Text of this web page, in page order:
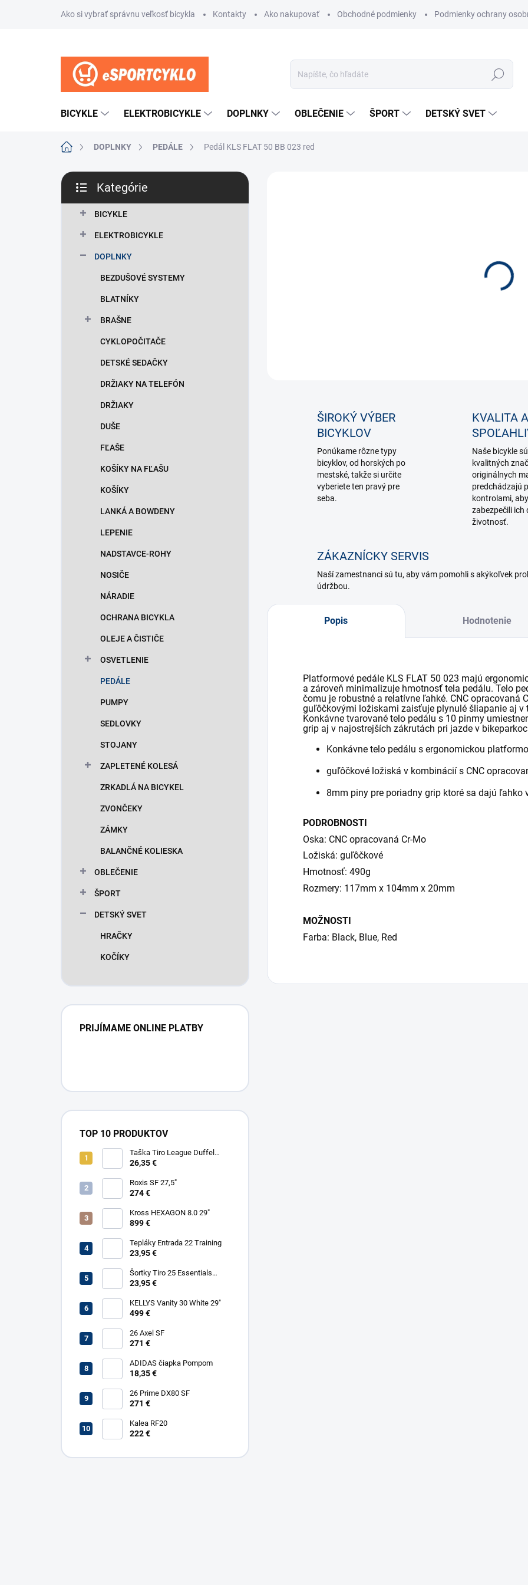
Ako si vybrať správnu veľkosť bicykla Kontakty Ako nakupovať Obchodné podmienky Podmienky ochrany
Hľadať
BICYKLE ELEKTROBICYKLE DOPLNKY OBLEČENIE ŠPORT DETSKÝ SVET
DomovDOPLNKY PEDÁLE Pedál KLS FLAT 50 BB 023 red
B
č
kategórie
Kategórie
BICYKLE
ELEKTROBICYKLE
DOPLNKY
BEZDUŠOVÉ SYSTEMY
BLATNÍKY
BRAŠNE
CYKLOPOČITAČE
DETSKÉ SEDAČKY
DRŽIAKY NA TELEFÓN
DRŽIAKY
DUŠE
FĽAŠE
KOŠÍKY NA FĽAŠU
KOŠÍKY
LANKÁ A BOWDENY
LEPENIE
NADSTAVCE-ROHY
NOSIČE
NÁRADIE
OCHRANA BICYKLA
OLEJE A ČISTIČE
OSVETLENIE
PEDÁLE
PUMPY
SEDLOVKY
STOJANY
ZAPLETENÉ KOLESÁ
ZRKADLÁ NA BICYKEL
ZVONČEKY
ZÁMKY
BALANČNÉ KOLIESKA
OBLEČENIE
ŠPORT
DETSKÝ SVET
HRAČKY
KOČÍKY
PRIJÍMAME ONLINE PLATBY
TOP 10 PRODUKTOV
Taška Tiro League Duffel
Small
26,35 €
Roxis SF 27,5"
274 €
Kross HEXAGON 8.0 29"
899 €
Tepláky Entrada 22 Training
23,95 €
Šortky Tiro 25 Essentials
Woven
23,95 €
KELLYS Vanity 30 White 29"
499 €
26 Axel SF
271 €
ADIDAS čiapka Pompom
18,35 €
26 Prime DX80 SF
271 €
Kalea RF20
222 €
ŠIROKÝ VÝBER
BICYKLOV
Ponúkame rôzne typy
bicyklov, od horských po
mestské, takže si určite
vyberiete ten pravý pre
seba.
KVALITA A
Naše bicykle
kvalitných
originálnych
predchádzajú
kontrolami,
zabezpečili ich
životnosť.
ZÁKAZNÍCKY SERVIS
Naší zamestnanci sú tu, aby vám pomohli s akýkoľvek
údržbou.
Popis Hodnotenie
Platformové pedále KLS FLAT 50 023 majú
a zároveň minimalizuje hmotnosť tela pedálu. Telo
čomu je robustné a relatívne ľahké. CNC opracovaná
guľôčkovými ložiskami zaisťuje plynulé šliapanie aj v
Konkávne tvarované telo pedálu s 10 pinmy
grip aj v najostrejších zákrutách pri jazde v
Konkávne telo pedálu s ergonomickou
guľôčkové ložiská v kombinácií s CNC
8mm piny pre poriadny grip ktoré sa dajú ľahko
PODROBNOSTI
Oska: CNC opracovaná Cr-Mo
Ložiská: guľôčkové
Hmotnosť: 490g
Rozmery: 117mm x 104mm x 20mm
MOŽNOSTI
Farba: Black, Blue, Red